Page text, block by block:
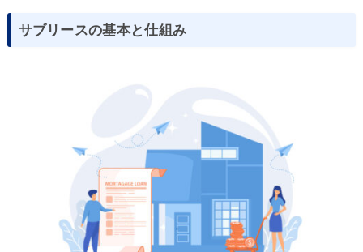
サブリースの基本と仕組み